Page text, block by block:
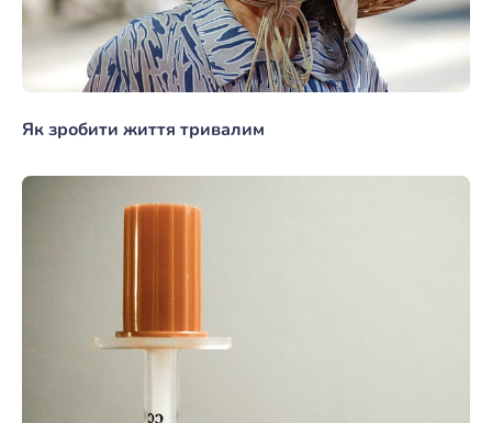
Як зробити життя тривалим